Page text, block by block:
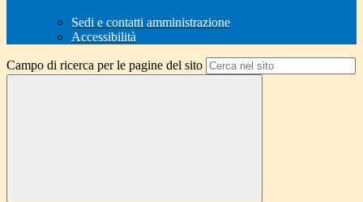
Sedi e contatti amministrazione
Accessibilità
Campo di ricerca per le pagine del sito